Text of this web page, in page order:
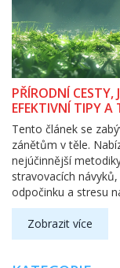
PŘÍRODNÍ CESTY,
EFEKTIVNÍ TIPY A
Tento článek se
zánětům v těle.
nejúčinnější
stravovacích
odpočinku a stresu
nejaktuálnější
boji proti zánětu.
Zobrazit více